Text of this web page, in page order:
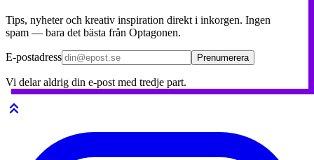
Tips, nyheter och kreativ inspiration direkt i inkorgen. Ingen
spam — bara det bästa från Optagonen.
E-postadress Prenumerera
Vi delar aldrig din e-post med tredje part.